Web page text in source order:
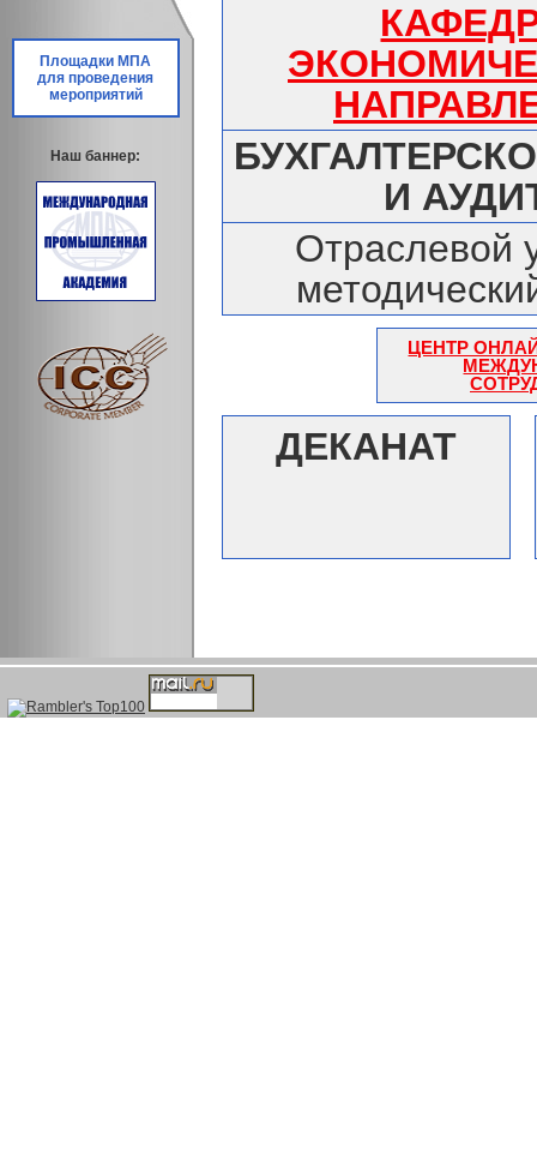
Площадки МПА
для проведения
мероприятий
Наш баннер:
И
Отраслевой
ЦЕНТР
ДЕКАНАТ